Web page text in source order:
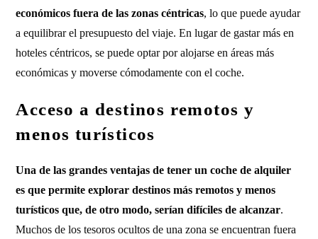
económicos fuera de las zonas céntricas, lo que puede ayudar
a equilibrar el presupuesto del viaje. En lugar de gastar más en
hoteles céntricos, se puede optar por alojarse en áreas más
económicas y moverse cómodamente con el coche.
Acceso a destinos remotos y
menos turísticos
Una de las grandes ventajas de tener un coche de alquiler
es que permite explorar destinos más remotos y menos
turísticos que, de otro modo, serían difíciles de alcanzar.
Muchos de los tesoros ocultos de una zona se encuentran fuera